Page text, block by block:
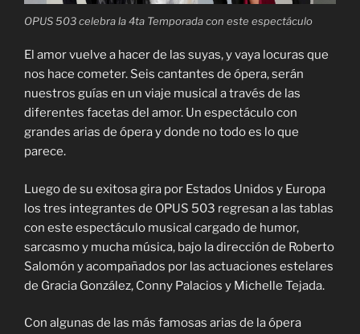
OPUS 503 celebra la 4ta Temporada con este espectáculo
El amor vuelve a hacer de las suyas, y vaya locuras que
nos hace cometer. Seis cantantes de ópera, serán
nuestros guías en un viaje musical a través de las
diferentes facetas del amor. Un espectáculo con
grandes arias de ópera y donde no todo es lo que
parece.
Luego de su exitosa gira por Estados Unidos y Europa
los tres integrantes de OPUS 503 regresan a las tablas
con este espectáculo musical cargado de humor,
sarcasmo y mucha música, bajo la dirección de Roberto
Salomón y acompañados por las actuaciones estelares
de Gracia González, Conny Palacios y Michelle Tejada.
Con algunas de las más famosas arias de la ópera